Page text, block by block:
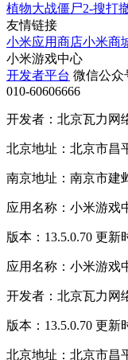
植物大战僵尸2-搜打
友情链接
小米应用商店小米商
小米游戏中心
开发者平台 微信公众
010-60606666
开发者：北京瓦力网
北京地址：北京市昌
南京地址：南京市建
应用名称：小米游戏
版本：13.5.0.70 更新
应用名称：小米游戏
开发者：北京瓦力网
版本：13.5.0.70 更新
北京地址：北京市昌